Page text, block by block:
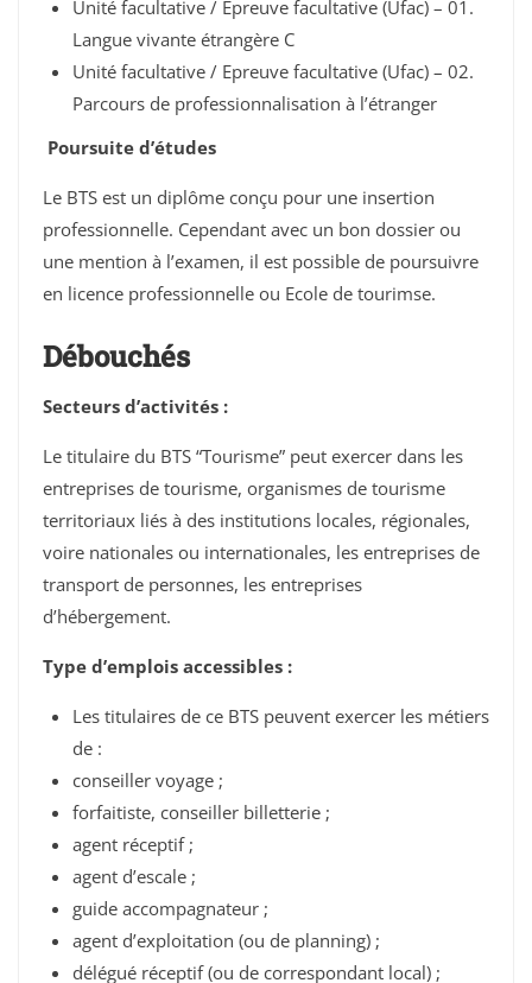
Unité facultative / Epreuve facultative (Ufac) – 01.
Langue vivante étrangère C
Unité facultative / Epreuve facultative (Ufac) – 02.
Parcours de professionnalisation à l’étranger
Poursuite d’études
Le BTS est un diplôme conçu pour une insertion
professionnelle. Cependant avec un bon dossier ou
une mention à l’examen, il est possible de poursuivre
en licence professionnelle ou Ecole de tourimse.
Débouchés
Secteurs d’activités :
Le titulaire du BTS “Tourisme” peut exercer dans les
entreprises de tourisme, organismes de tourisme
territoriaux liés à des institutions locales, régionales,
voire nationales ou internationales, les entreprises de
transport de personnes, les entreprises
d’hébergement.
Type d’emplois accessibles :
Les titulaires de ce BTS peuvent exercer les métiers
de :
conseiller voyage ;
forfaitiste, conseiller billetterie ;
agent réceptif ;
agent d’escale ;
guide accompagnateur ;
agent d’exploitation (ou de planning) ;
délégué réceptif (ou de correspondant local) ;